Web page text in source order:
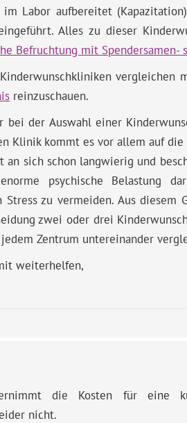
im Labor aufbereitet
Alles zu dieser
Befruchtung mit Spendersamen-
vergleichen
reinzuschauen.
der Auswahl einer
Klinik kommt es vor allem auf
an sich schon langwierig und
psychische Belastung
zu vermeiden. Aus diesem
zwei oder drei
Zentrum untereinander
weiterhelfen,
die Kosten für eine
nicht.